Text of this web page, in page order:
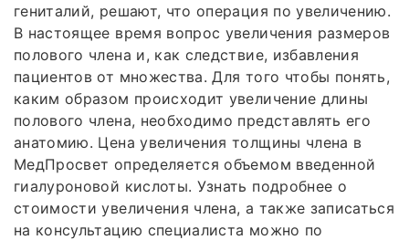
гениталий, решают, что операция по увеличению.
В настоящее время вопрос увеличения размеров
полового члена и, как следствие, избавления
пациентов от множества. Для того чтобы понять,
каким образом происходит увеличение длины
полового члена, необходимо представлять его
анатомию. Цена увеличения толщины члена в
МедПросвет определяется объемом введенной
гиалуроновой кислоты. Узнать подробнее о
стоимости увеличения члена, а также записаться
на консультацию специалиста можно по